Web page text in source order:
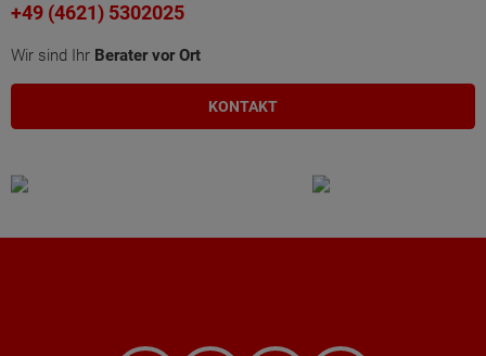
+49 (4621) 5302025
Wir sind Ihr Berater vor Ort
KONTAKT